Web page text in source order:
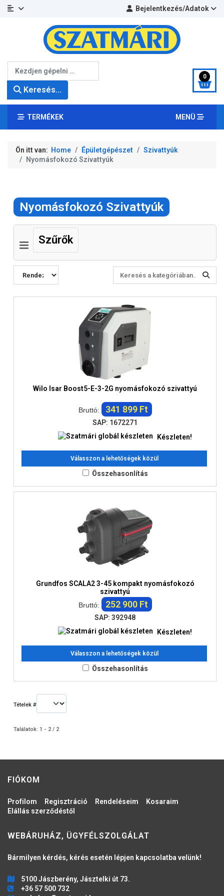
Bejelentkezés/Adatok
Keresés...
0
TERMÉKEK MENÜ
Ön itt van: Home Épületgépészet
Szivattyúk
Nyomásfokozó Szivattyúk
Nyomásfokozó Szivattyúk
Szűrők
Wilo Isar Boost5-E-3-2G nyomásfokozó szivattyú
Bruttó: 341 899 Ft
SAP: 1672271
Készleten!
Válasszon a lehetőségek közül
Összehasonlítás
Grundfos SCALA2 3-45 kompakt nyomásfokozó
szivattyú
Bruttó:
252 900 Ft
SAP: 392948
Készleten!
Válasszon a lehetőségek közül
Összehasonlítás
Tételek #
Találatok: 1 - 2 / 2
FIÓKOM
Profilom Regisztráció Rendeléseim
Kosaraim
Elállás szerződéstől
WEBÁRUHÁZ, ÜGYFÉLSZOLGÁLAT
Bármilyen kérdés, kérés esetén lépjen kapcsolatba velünk!
5100 Jászberény, Jásztelki út 73.
+36 57 500 732